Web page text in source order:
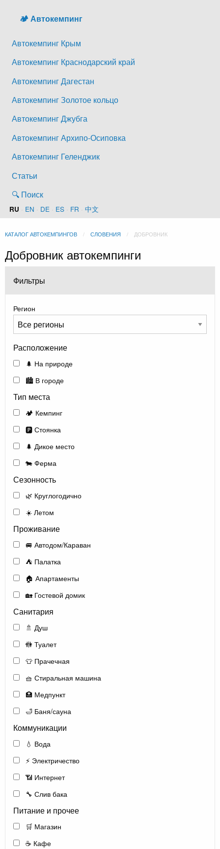
🏕️ Автокемпинг
Автокемпинг Крым
Автокемпинг Краснодарский край
Автокемпинг Дагестан
Автокемпинг Золотое кольцо
Автокемпинг Джубга
Автокемпинг Архипо-Осиповка
Автокемпинг Геленджик
Статьи
🔍 Поиск
RU · EN · DE · ES · FR · 中文
КАТАЛОГ АВТОКЕМПИНГОВ СЛОВЕНИЯ ДОБРОВНИК
Добровник автокемпинги
Фильтры
Регион
Расположение
🌲 На природе
🏙️ В городе
Тип места
🏕️ Кемпинг
🅿️ Стоянка
🌲 Дикое место
🐄 Ферма
Сезонность
🌿 Круглогодично
☀️ Летом
Проживание
🚐 Автодом/Караван
⛺ Палатка
🏠 Апартаменты
🏡 Гостевой домик
Санитария
🚿 Душ
🚻 Туалет
👕 Прачечная
🧺 Стиральная машина
🏥 Медпункт
🛁 Баня/сауна
Коммуникации
💧 Вода
⚡ Электричество
📶 Интернет
🔧 Слив бака
Питание и прочее
🛒 Магазин
☕ Кафе